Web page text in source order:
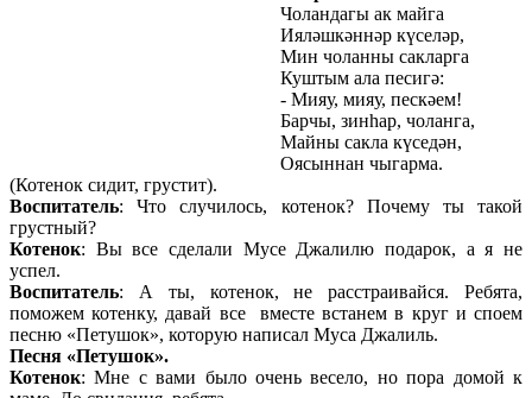
Чоландагы ак майга
Ияләшкәннәр күселәр,
Мин чоланны сакларга
Куштым ала песигә:
- Мияу, мияу, пескәем!
Барчы, зинһар, чоланга,
Майны сакла күседән,
Оясыннан чыгарма.
(Котенок сидит, грустит).
Воспитатель: Что случилось, котенок? Почему ты такой
грустный?
Котенок: Вы все сделали Мусе Джалилю подарок, а я не
успел.
Воспитатель: А ты, котенок, не расстраивайся. Ребята,
поможем котенку, давай все вместе встанем в круг и споем
песню «Петушок», которую написал Муса Джалиль.
Песня «Петушок».
Котенок: Мне с вами было очень весело, но пора домой к